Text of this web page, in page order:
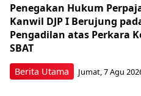
Berita Utama
Penegakan Hukum
Kanwil DJP I Berujung
Pengadilan atas Perkara
SBAT
Jumat, 7 Agu